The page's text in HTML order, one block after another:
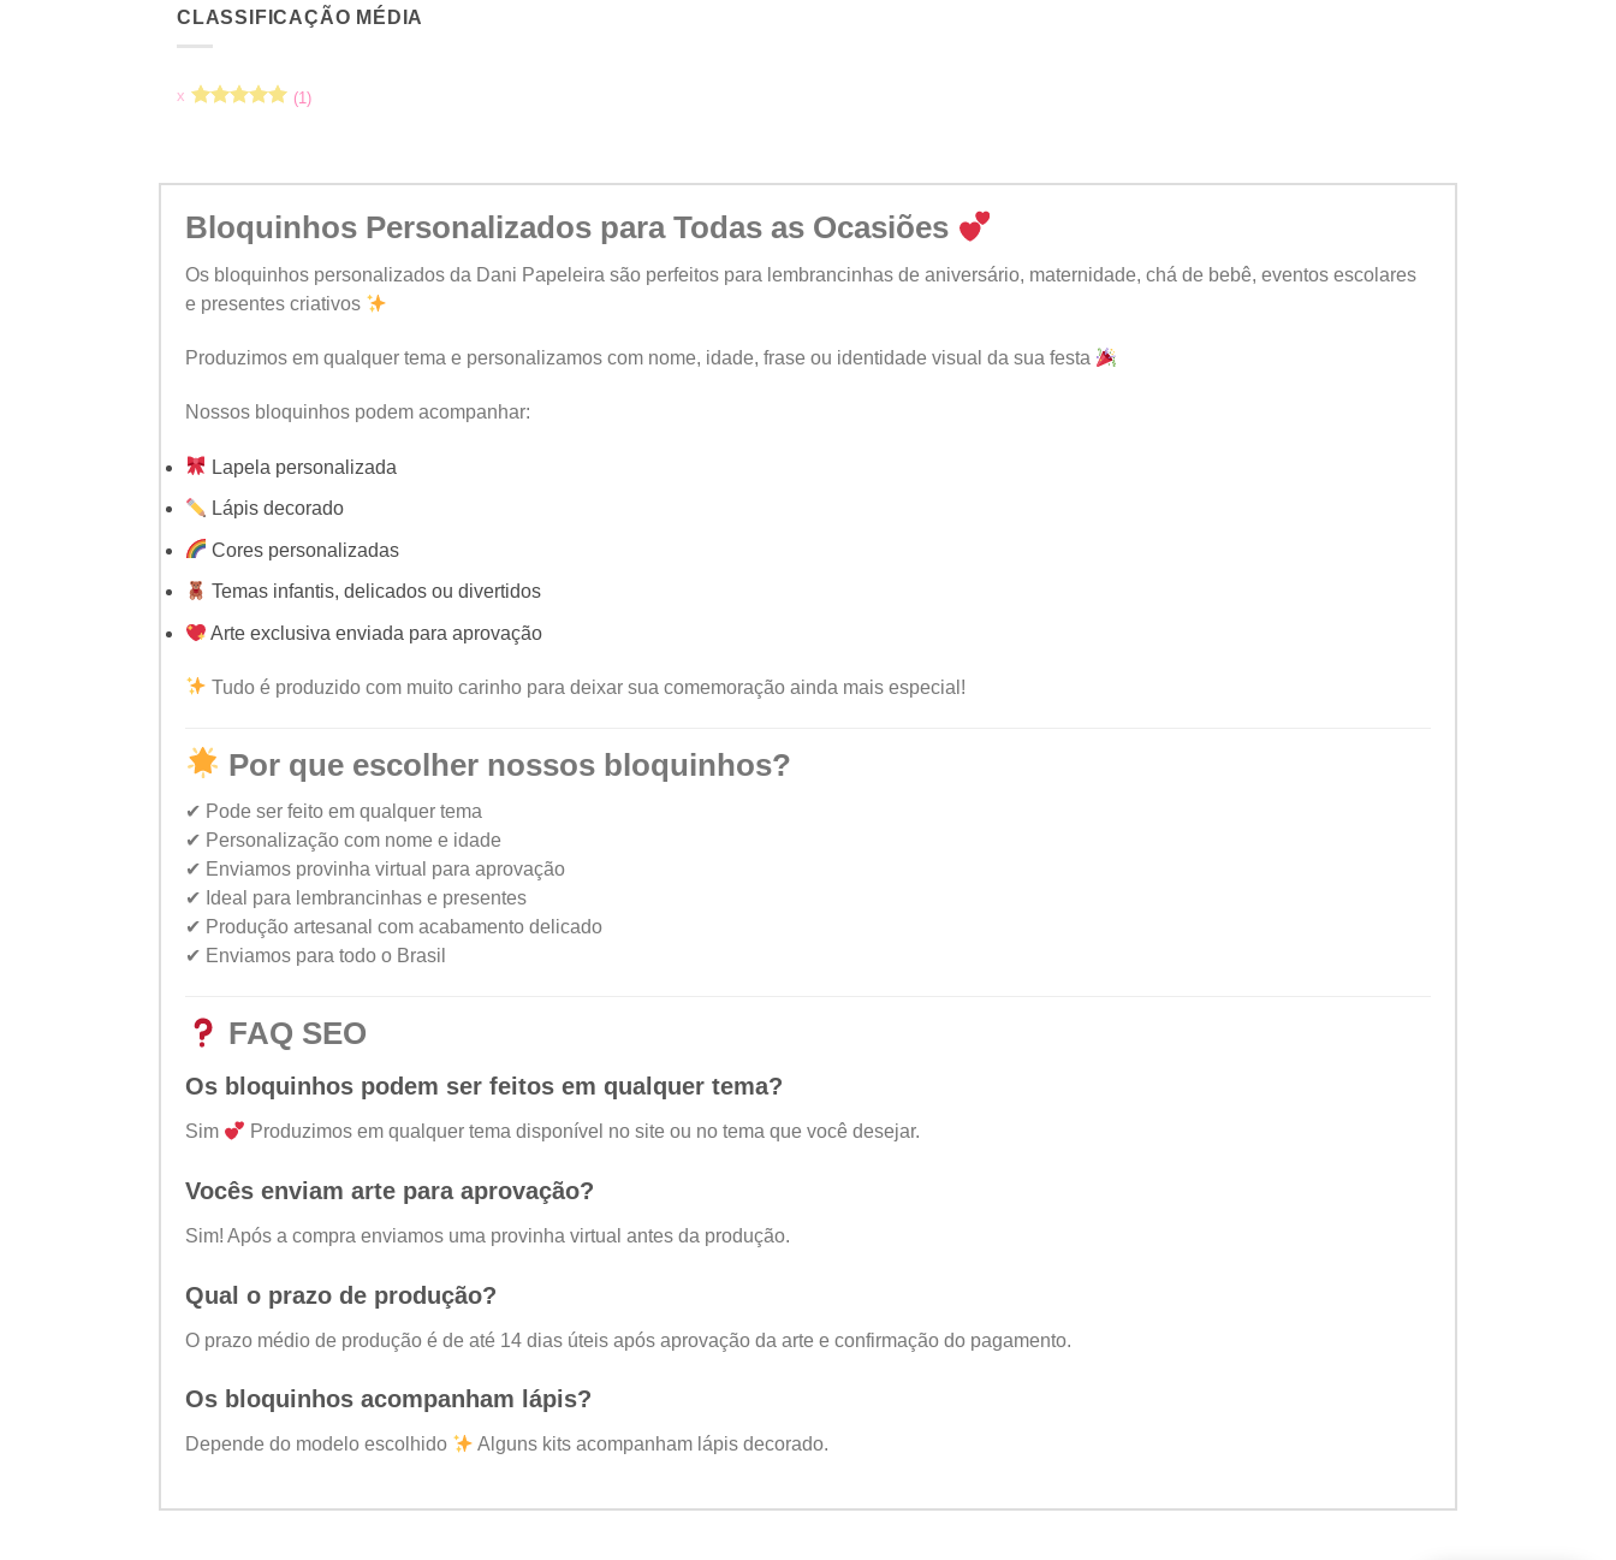
CLASSIFICAÇÃO MÉDIA
(1)
Bloquinhos Personalizados para Todas as Ocasiões
Os bloquinhos personalizados da Dani Papeleira são perfeitos para lembrancinhas de aniversário, maternidade, chá de bebê, eventos escolares
e presentes criativos
Produzimos em qualquer tema e personalizamos com nome, idade, frase ou identidade visual da sua festa
Nossos bloquinhos podem acompanhar:
Lapela personalizada
Lápis decorado
Cores personalizadas
Temas infantis, delicados ou divertidos
Arte exclusiva enviada para aprovação
Tudo é produzido com muito carinho para deixar sua comemoração ainda mais especial!
Por que escolher nossos bloquinhos?
✔ Pode ser feito em qualquer tema
✔ Personalização com nome e idade
✔ Enviamos provinha virtual para aprovação
✔ Ideal para lembrancinhas e presentes
✔ Produção artesanal com acabamento delicado
✔ Enviamos para todo o Brasil
FAQ SEO
Os bloquinhos podem ser feitos em qualquer tema?
Sim Produzimos em qualquer tema disponível no site ou no tema que você desejar.
Vocês enviam arte para aprovação?
Sim! Após a compra enviamos uma provinha virtual antes da produção.
Qual o prazo de produção?
O prazo médio de produção é de até 14 dias úteis após aprovação da arte e confirmação do pagamento.
Os bloquinhos acompanham lápis?
Depende do modelo escolhido Alguns kits acompanham lápis decorado.